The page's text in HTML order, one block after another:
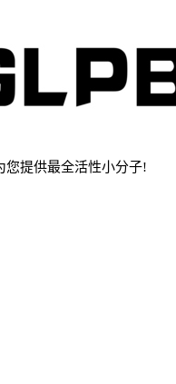
您提供最全活性小分子!